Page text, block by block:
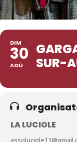
DIM
30
AOÛ
SUR-
LA LUCIOLE